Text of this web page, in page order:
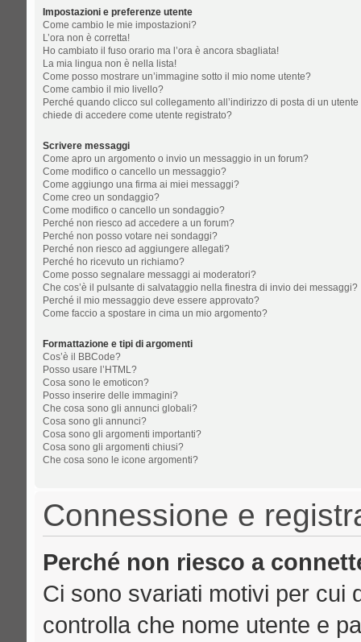
Impostazioni e preferenze utente
Come cambio le mie impostazioni?
L’ora non è corretta!
Ho cambiato il fuso orario ma l’ora è ancora sbagliata!
La mia lingua non è nella lista!
Come posso mostrare un’immagine sotto il mio nome utente?
Come cambio il mio livello?
Perché quando clicco sul collegamento all’indirizzo di posta di un utente
chiede di accedere come utente registrato?
Scrivere messaggi
Come apro un argomento o invio un messaggio in un forum?
Come modifico o cancello un messaggio?
Come aggiungo una firma ai miei messaggi?
Come creo un sondaggio?
Come modifico o cancello un sondaggio?
Perché non riesco ad accedere a un forum?
Perché non posso votare nei sondaggi?
Perché non riesco ad aggiungere allegati?
Perché ho ricevuto un richiamo?
Come posso segnalare messaggi ai moderatori?
Che cos’è il pulsante di salvataggio nella finestra di invio dei messaggi?
Perché il mio messaggio deve essere approvato?
Come faccio a spostare in cima un mio argomento?
Formattazione e tipi di argomenti
Cos’è il BBCode?
Posso usare l’HTML?
Cosa sono le emoticon?
Posso inserire delle immagini?
Che cosa sono gli annunci globali?
Cosa sono gli annunci?
Cosa sono gli argomenti importanti?
Cosa sono gli argomenti chiusi?
Che cosa sono le icone argomenti?
Connessione e
Perché non riesco a
Ci sono svariati motivi per cui
controlla che nome utente e